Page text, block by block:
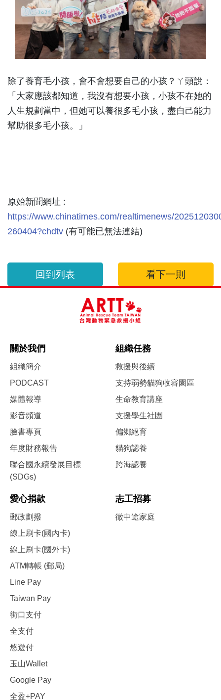
除了養育毛小孩，會不會想要自己的小孩？ㄚ頭說：
「大家應該都知道，我沒有想要小孩，小孩不在她的
人生規劃當中，但她可以養很多毛小孩，盡自己能力
幫助很多毛小孩。」
原始新聞網址 :
https://www.chinatimes.com/realtimenews/
260404?chdtv (有可能已無法連結)
回到列表 看下一則
關於我們
組織簡介
PODCAST
媒體報導
影音頻道
臉書專頁
年度財務報告
聯合國永續發展目標
(SDGs)
組織任務
救援與後續
支持弱勢貓狗收容園區
生命教育講座
支援學生社團
偏鄉絕育
貓狗認養
跨海認養
愛心捐款
郵政劃撥
線上刷卡(國內卡)
線上刷卡(國外卡)
ATM轉帳 (郵局)
Line Pay
Taiwan Pay
街口支付
全支付
悠遊付
玉山Wallet
Google Pay
全盈+PAY
志工招募
徵中途家庭